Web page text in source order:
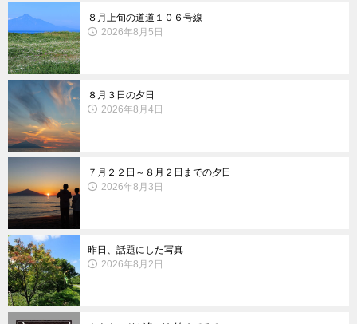
８月上旬の道道１０６号線
2026年8月5日
８月３日の夕日
2026年8月4日
７月２２日～８月２日までの夕日
2026年8月3日
昨日、話題にした写真
2026年8月2日